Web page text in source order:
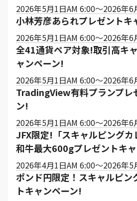
2026年5月1日AM 6:00～2026年6
小林芳彦あられプレゼントキ
2026年5月1日AM 6:00～2026年6
全41通貨ペア対象!取引高キ
ャンペーン!
2026年5月1日AM 6:00～2026年6
TradingView有料プランプレ
ン!
2026年5月1日AM 6:00～2026年6
JFX限定!「スキャルピング
和牛最大600gプレゼントキ
2026年4月1日AM 6:00～2026年5
ポンド円限定！スキャルピン
トキャンペーン!